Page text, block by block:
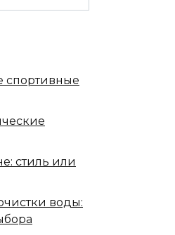
спортивные
стиль или
воды: